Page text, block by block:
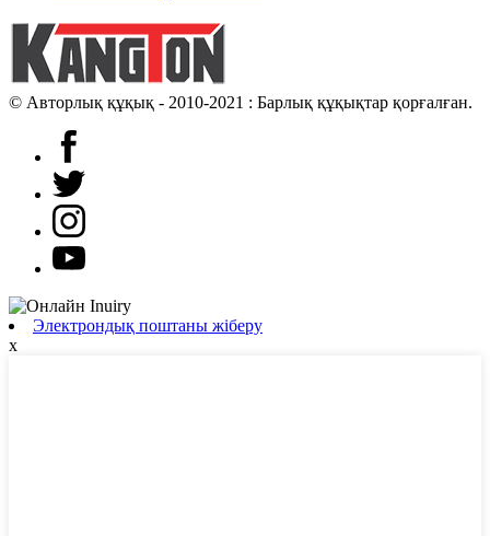
© Авторлық құқық - 2010-2021 : Барлық құқықтар қорғалған.
Электрондық поштаны жіберу
x